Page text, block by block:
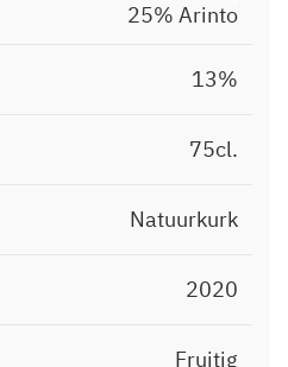
25% Arinto
13%
75cl.
Natuurkurk
2020
Fruitig